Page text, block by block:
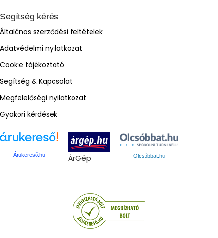
Segítség kérés
Általános szerződési feltételek
Adatvédelmi nyilatkozat
Cookie tájékoztató
Segítség & Kapcsolat
Megfelelőségi nyilatkozat
Gyakori kérdések
Árukereső.hu ÁrGép Olcsóbbat.hu